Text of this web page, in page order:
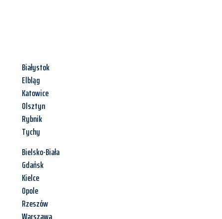
Białystok
Elbląg
Katowice
Olsztyn
Rybnik
Tychy
Bielsko-Biała
Gdańsk
Kielce
Opole
Rzeszów